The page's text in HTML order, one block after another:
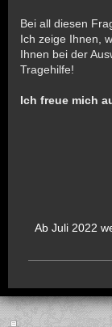
Bei all diesen
Ich zeige Ihnen,
Ihnen bei der
Tragehilfe!
Ich freue mich
Ab Juli 2022